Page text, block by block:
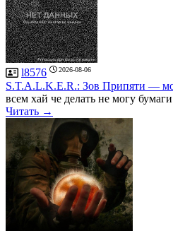
l8576 2026-08-06
S.T.A.L.K.E.R.: Зов Припяти —
всем хай че делать не могу
Читать →